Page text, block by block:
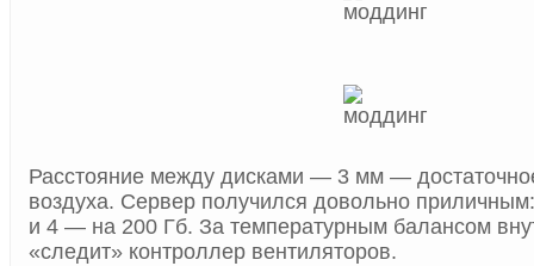
Расстояние между дисками — 3 мм —
воздуха. Сервер получился довольно
и 4 — на 200 Гб. За температурным балансом
«следит» контроллер вентиляторов.